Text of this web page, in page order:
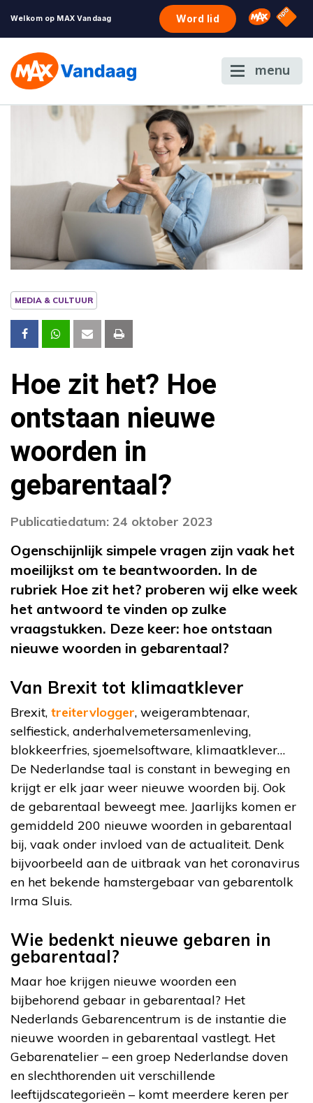
Welkom op MAX Vandaag Word lid Omroep
NPO
menu
MEDIA & CULTUUR
Hoe zit het? Hoe
ontstaan nieuwe
woorden in
gebarentaal?
Publicatiedatum: 24 oktober 2023
Ogenschijnlijk simpele vragen zijn vaak het
moeilijkst om te beantwoorden. In de
rubriek Hoe zit het? proberen wij elke week
het antwoord te vinden op zulke
vraagstukken. Deze keer: hoe ontstaan
nieuwe woorden in gebarentaal?
Van Brexit tot klimaatklever
Brexit, treitervlogger, weigerambtenaar,
selfiestick, anderhalvemetersamenleving,
blokkeerfries, sjoemelsoftware, klimaatklever…
De Nederlandse taal is constant in beweging en
krijgt er elk jaar weer nieuwe woorden bij. Ook
de gebarentaal beweegt mee. Jaarlijks komen er
gemiddeld 200 nieuwe woorden in gebarentaal
bij, vaak onder invloed van de actualiteit. Denk
bijvoorbeeld aan de uitbraak van het coronavirus
en het bekende hamstergebaar van gebarentolk
Irma Sluis.
Wie bedenkt nieuwe gebaren in
gebarentaal?
Maar hoe krijgen nieuwe woorden een
bijbehorend gebaar in gebarentaal? Het
Nederlands Gebarencentrum is de instantie die
nieuwe woorden in gebarentaal vastlegt. Het
Gebarenatelier – een groep Nederlandse doven
en slechthorenden uit verschillende
leeftijdscategorieën – komt meerdere keren per